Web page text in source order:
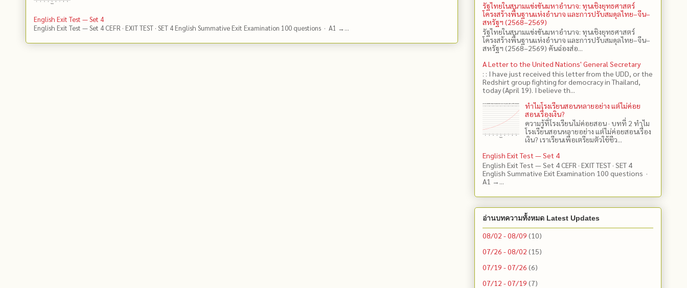
English Exit Test — Set 4
English Exit Test — Set 4 CEFR · EXIT TEST · SET 4 English Summative Exit Examination 100 questions · A1 →...
รัฐไทยในสนามแข่งขันมหาอำนาจ: ทุนเชิงยุทธศาสตร์
โครงสร้างพื้นฐานแห่งอำนาจ และการปรับสมดุลไทย–จีน–
สหรัฐฯ (2568–2569)
รัฐไทยในสนามแข่งขันมหาอำนาจ: ทุนเชิงยุทธศาสตร์
โครงสร้างพื้นฐานแห่งอำนาจ และการปรับสมดุลไทย–จีน–
สหรัฐฯ (2568–2569) คันฉ่องส่อ...
A Letter to the United Nations' General Secretary
: : I have just received this letter from the UDD, or the
Redshirt group fighting for democracy in Thailand,
today (April 19). I believe th...
ทำไมโรงเรียนสอนหลายอย่าง แต่ไม่ค่อย
สอนเรื่องเงิน?
ความรู้ที่โรงเรียนไม่ค่อยสอน · บทที่ 2 ทำไม
โรงเรียนสอนหลายอย่าง แต่ไม่ค่อยสอนเรื่อง
เงิน? เราเรียนเพื่อเตรียมตัวใช้ชีว...
English Exit Test — Set 4
English Exit Test — Set 4 CEFR · EXIT TEST · SET 4
English Summative Exit Examination 100 questions ·
A1 →...
อ่านบทความทั้งหมด Latest Updates
08/02 - 08/09 (10)
07/26 - 08/02 (15)
07/19 - 07/26 (6)
07/12 - 07/19 (7)